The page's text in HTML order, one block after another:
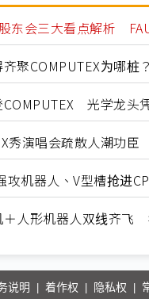
东会三大看点解析
聚COMPUTEX为哪桩
COMPUTEX 光学龙头
秀演唱会疏散人潮功
攻机器人、V型槽抢进
＋人形机器人双线齐飞
说明 着作权 隐私权